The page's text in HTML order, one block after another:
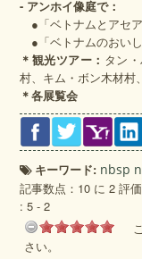
- アンホイ像庭で：
●「ベトナムとアセ
●「ベトナムのおい
＊観光ツアー： タン
村、キム・ボン木材
＊各展覧会
キーワード: nbsp
記事数点：10 に 2 評価
:5 -2
さい。